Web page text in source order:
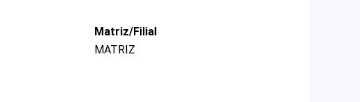
Matriz/Filial
MATRIZ